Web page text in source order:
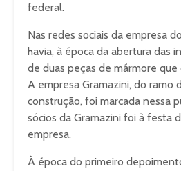
federal.
Nas redes sociais da empresa
havia, à época da abertura das
de duas peças de mármore
A empresa Gramazini, do ramo
construção, foi marcada nessa
sócios da Gramazini foi à festa
empresa.
À época do primeiro